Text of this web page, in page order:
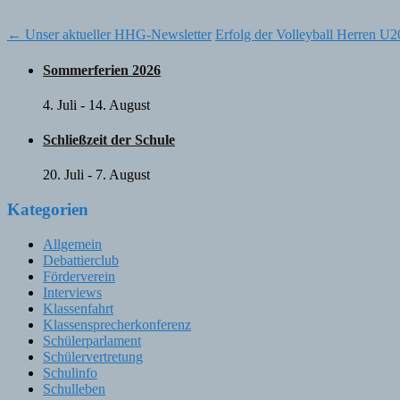
Post
navigation
← Unser aktueller HHG-Newsletter Erfolg der Volleyball Herren
Sommerferien 2026
4. Juli - 14. August
Schließzeit der Schule
20. Juli - 7. August
Kategorien
Allgemein
Debattierclub
Förderverein
Interviews
Klassenfahrt
Klassensprecherkonferenz
Schülerparlament
Schülervertretung
Schulinfo
Schulleben